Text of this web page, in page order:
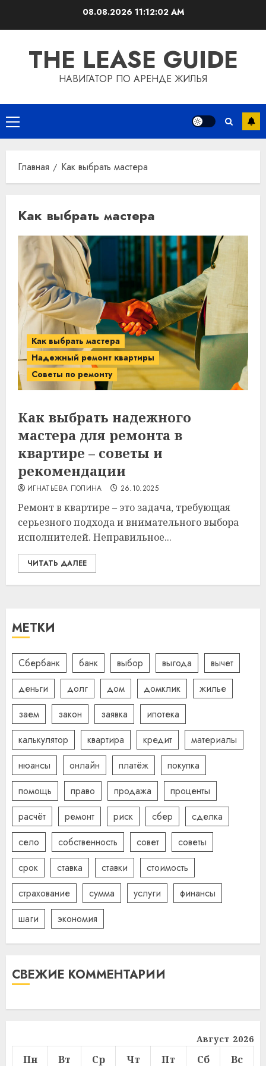
08.08.2026 11:12:02 AM
THE LEASE GUIDE
НАВИГАТОР ПО АРЕНДЕ ЖИЛЬЯ
Основное
меню
Главная Как выбрать мастера
Как выбрать мастера
Как выбрать мастера
Надежный ремонт квартиры
Советы по ремонту
Как выбрать надежного
мастера для ремонта в
квартире – советы и
рекомендации
ИГНАТЬЕВА ПОЛИНА 26.10.2025
Ремонт в квартире – это задача, требующая
серьезного подхода и внимательного выбора
исполнителей. Неправильное...
ЧИТАТЬ ДАЛЕЕ
МЕТКИ
Сбербанк банк выбор выгода
вычет
деньги
долг дом домклик
жилье
заем
закон заявка
ипотека
калькулятор
квартира кредит
материалы
нюансы
онлайн платёж
покупка
помощь
право продажа
проценты
расчёт
ремонт риск сбер
сделка
село
собственность совет
советы
срок
ставка ставки
стоимость
страхование
сумма услуги
финансы
шаги
экономия
СВЕЖИЕ КОММЕНТАРИИ
Август 2026
Пн Вт Ср Чт Пт Сб Вс